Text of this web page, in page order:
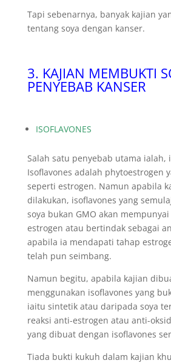
Tapi sebenarnya, banyak kajian
tentang soya dengan kanser.
3. KAJIAN MEMBUKTI
PENYEBAB KANSER
ISOFLAVONES
Salah satu penyebab utama ialah,
Isoflavones adalah phytoestrogen
seperti estrogen. Namun apabila
dilakukan, isoflavones yang
soya bukan GMO akan
estrogen atau bertindak sebagai
apabila ia mendapati tahap
telah pun seimbang.
Namun begitu, apabila kajian
menggunakan isoflavones yang
iaitu sintetik atau daripada soya
reaksi anti-estrogen atau anti-
yang dibuat dengan isoflavones
Tiada bukti kukuh dalam kajian